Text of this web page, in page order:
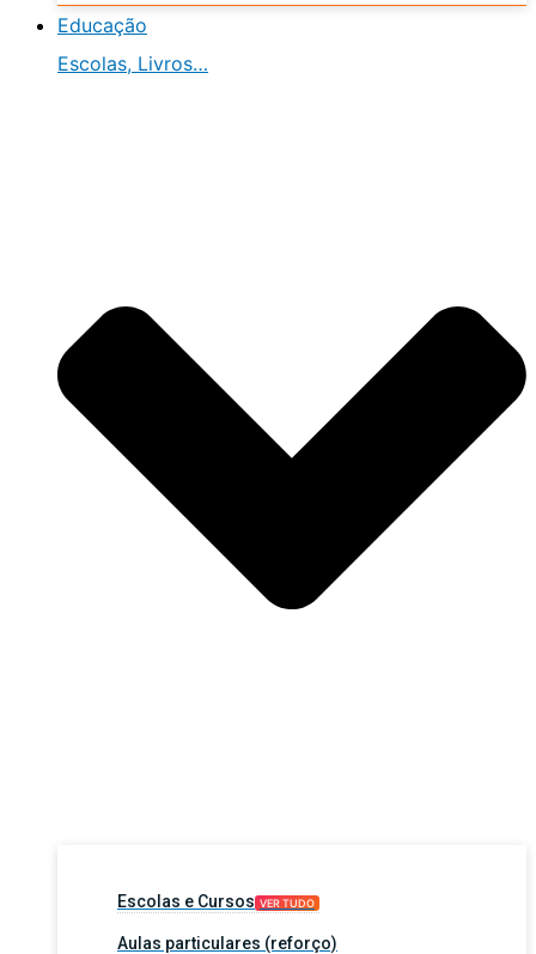
Educação
Escolas, Livros…
Escolas e Cursos VER TUDO
Aulas particulares (reforço)